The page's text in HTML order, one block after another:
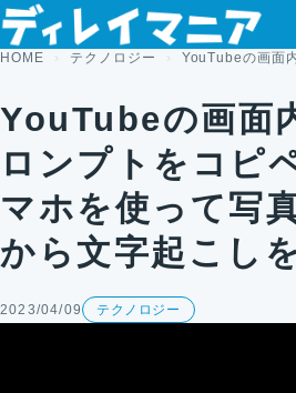
コンテンツへスキップ
HOME テクノロジー YouTubeの画面
YouTubeの画面
ロンプトをコピ
マホを使って写
から文字起こし
2023/04/09 テクノロジー